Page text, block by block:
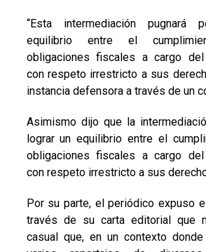
“Esta intermediación pugnará
equilibrio entre el
obligaciones fiscales a cargo del
con respeto irrestricto a sus
instancia defensora a través de un
Asimismo dijo que la
lograr un equilibrio entre el
obligaciones fiscales a cargo del
con respeto irrestricto a sus
Por su parte, el periódico expuso
través de su carta editorial que
casual que, en un contexto